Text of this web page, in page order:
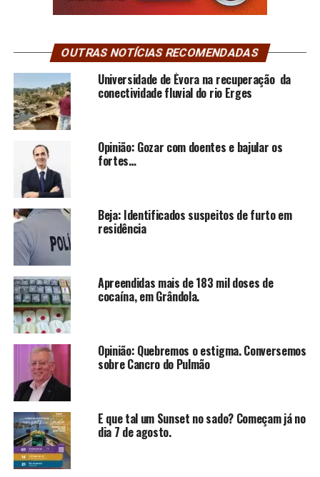
OUTRAS NOTÍCIAS RECOMENDADAS
Universidade de Évora na recuperação da
conectividade fluvial do rio Erges
Opinião: Gozar com doentes e bajular os
fortes…
Beja: Identificados suspeitos de furto em
residência
Apreendidas mais de 183 mil doses de
cocaína, em Grândola.
Opinião: Quebremos o estigma. Conversemos
sobre Cancro do Pulmão
E que tal um Sunset no sado? Começam já no
dia 7 de agosto.